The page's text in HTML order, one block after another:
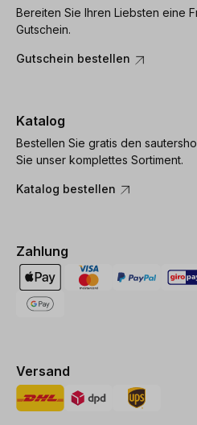
Bereiten Sie Ihren Liebsten eine
Gutschein.
Gutschein bestellen
Katalog
Bestellen Sie gratis den
Sie unser komplettes Sortiment.
Katalog bestellen
Zahlung
Versand